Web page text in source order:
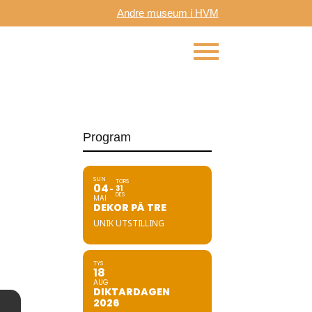
Andre museum i HVM
Program
SUN
04
MAI
TORS
31
DES
DEKOR PÅ TRE
UNIK UTSTILLING
TYS
18
AUG
DIKTARDAGEN
2026